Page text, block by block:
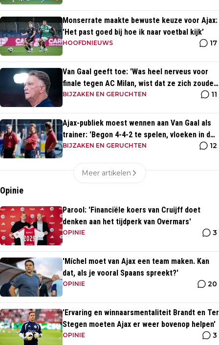
Monserrate maakte bewuste keuze voor Ajax:
'Het past goed bij hoe ik naar voetbal kijk’
HOOFDNIEUWS 17
Van Gaal geeft toe: 'Was heel nerveus voor
finale tegen AC Milan, wist dat ze zich zouden
aanpassen'
BIJZAKEN EN GERUCHTEN 11
Ajax-publiek moest wennen aan Van Gaal als
trainer: 'Begon 4-4-2 te spelen, vloeken in de
kerk'
BIJZAKEN EN GERUCHTEN 12
Meer artikelen
Opinie
Parool: 'Financiële koers van Cruijff doet
denken aan het tijdperk van Overmars'
OPINIE 3
'Míchel moet van Ajax een team maken. Kan
dat, als je vooral Spaans spreekt?'
OPINIE 20
'Ervaring en winnaarsmentaliteit Brandt en Ter
Stegen moeten Ajax er weer bovenop helpen'
OPINIE 3